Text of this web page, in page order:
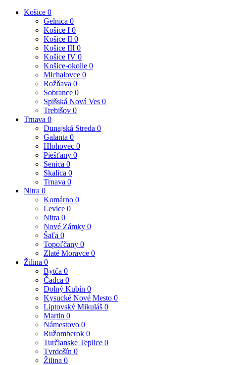
Košice 0
Gelnica 0
Košice I 0
Košice II 0
Košice III 0
Košice IV 0
Košice-okolie 0
Michalovce 0
Rožňava 0
Sobrance 0
Spišská Nová Ves 0
Trebišov 0
Trnava 0
Dunajská Streda 0
Galanta 0
Hlohovec 0
Piešťany 0
Senica 0
Skalica 0
Trnava 0
Nitra 0
Komárno 0
Levice 0
Nitra 0
Nové Zámky 0
Šaľa 0
Topoľčany 0
Zlaté Moravce 0
Žilina 0
Bytča 0
Čadca 0
Dolný Kubín 0
Kysucké Nové Mesto 0
Liptovský Mikuláš 0
Martin 0
Námestovo 0
Ružomberok 0
Turčianske Teplice 0
Tvrdošín 0
Žilina 0